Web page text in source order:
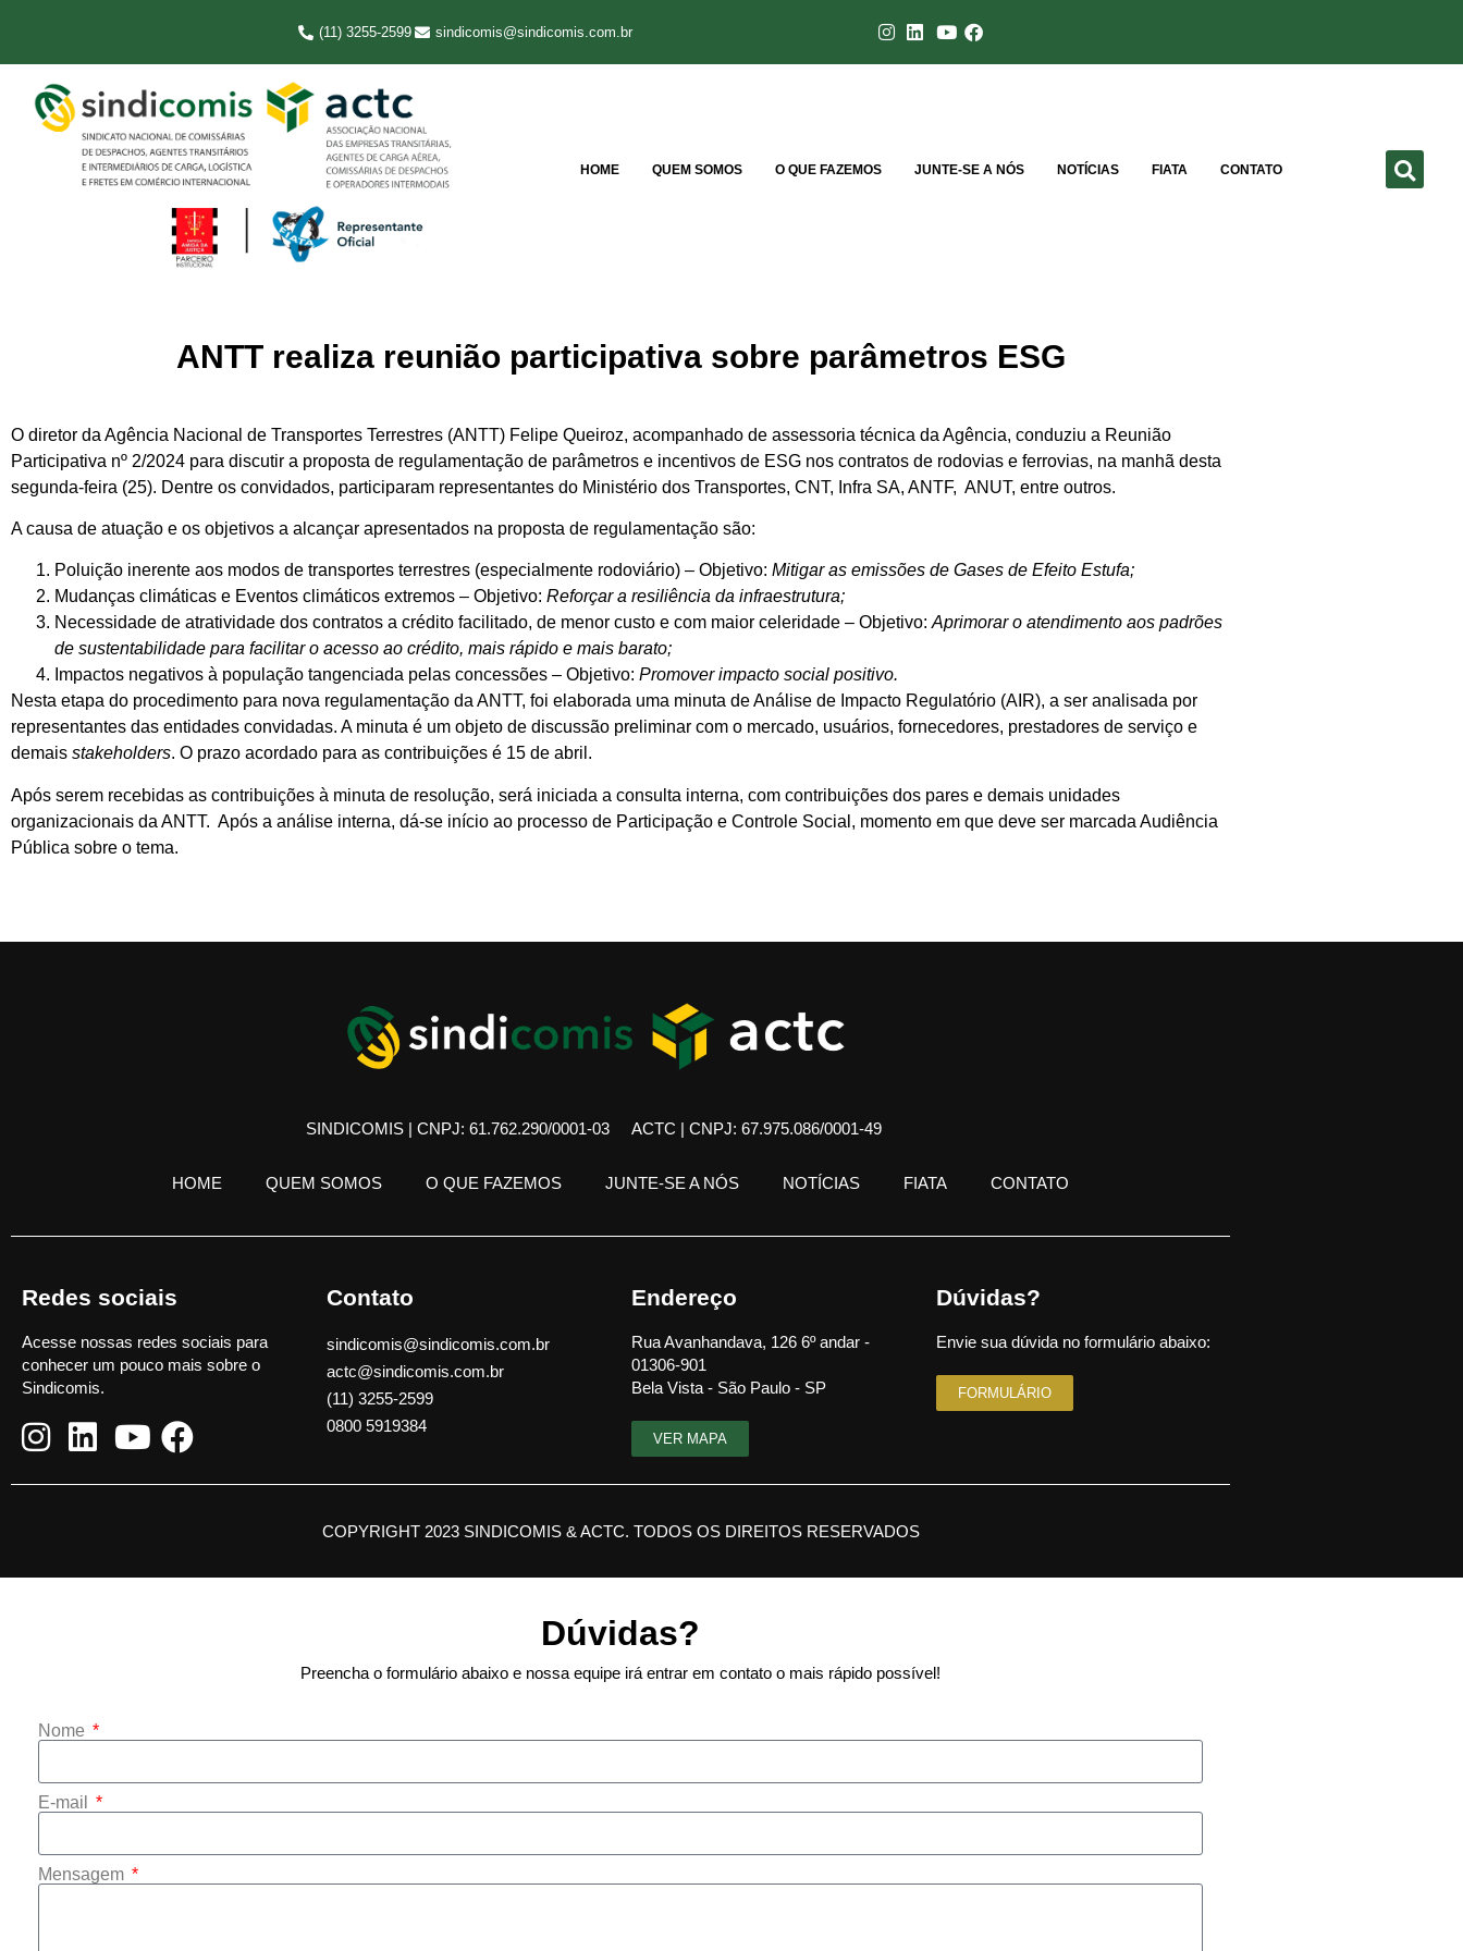
(11) 3255-2599 sindicomis@sindicomis.com.br
HOME QUEM SOMOS O QUE FAZEMOS JUNTE-SE A NÓS NOTÍCIAS FIATA CONTATO
ANTT realiza reunião participativa sobre parâmetros ESG
O diretor da Agência Nacional de Transportes Terrestres (ANTT) Felipe Queiroz, acompanhado de assessoria técnica da Agência, conduziu a Reunião
Participativa nº 2/2024 para discutir a proposta de regulamentação de parâmetros e incentivos de ESG nos contratos de rodovias e ferrovias, na manhã desta
segunda-feira (25). Dentre os convidados, participaram representantes do Ministério dos Transportes, CNT, Infra SA, ANTF, ANUT, entre outros.
A causa de atuação e os objetivos a alcançar apresentados na proposta de regulamentação são:
Poluição inerente aos modos de transportes terrestres (especialmente rodoviário) – Objetivo: Mitigar as emissões de Gases de Efeito Estufa;
Mudanças climáticas e Eventos climáticos extremos – Objetivo: Reforçar a resiliência da infraestrutura;
Necessidade de atratividade dos contratos a crédito facilitado, de menor custo e com maior celeridade – Objetivo: Aprimorar o atendimento aos padrões
de sustentabilidade para facilitar o acesso ao crédito, mais rápido e mais barato;
Impactos negativos à população tangenciada pelas concessões – Objetivo: Promover impacto social positivo.
Nesta etapa do procedimento para nova regulamentação da ANTT, foi elaborada uma minuta de Análise de Impacto Regulatório (AIR), a ser analisada por
representantes das entidades convidadas. A minuta é um objeto de discussão preliminar com o mercado, usuários, fornecedores, prestadores de serviço e
demais stakeholders. O prazo acordado para as contribuições é 15 de abril.
Após serem recebidas as contribuições à minuta de resolução, será iniciada a consulta interna, com contribuições dos pares e demais unidades
organizacionais da ANTT. Após a análise interna, dá-se início ao processo de Participação e Controle Social, momento em que deve ser marcada Audiência
Pública sobre o tema.
SINDICOMIS | CNPJ: 61.762.290/0001-03 ACTC | CNPJ: 67.975.086/0001-49
HOME QUEM SOMOS O QUE FAZEMOS JUNTE-SE A NÓS NOTÍCIAS FIATA CONTATO
Redes sociais
Acesse nossas redes sociais para
conhecer um pouco mais sobre o
Sindicomis.
Contato
sindicomis@sindicomis.com.br
actc@sindicomis.com.br
(11) 3255-2599
0800 5919384
Endereço
Rua Avanhandava, 126 6º andar -
01306-901
Bela Vista - São Paulo - SP
VER MAPA
Dúvidas?
Envie sua dúvida no formulário abaixo:
FORMULÁRIO
COPYRIGHT 2023 SINDICOMIS & ACTC. TODOS OS DIREITOS RESERVADOS
Dúvidas?
Preencha o formulário abaixo e nossa equipe irá entrar em contato o mais rápido possível!
Nome
E-mail
Mensagem